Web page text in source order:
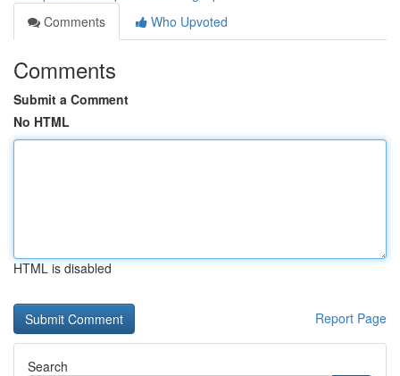
Comments
Who Upvoted
Comments
Submit a Comment
No HTML
HTML is disabled
Report Page
Search